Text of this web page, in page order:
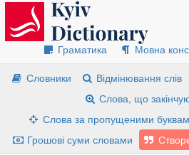
Граматика
Мовна
Словники
Відмінювання слів
Слова, що
Слова за пропущеними
Грошові суми словами